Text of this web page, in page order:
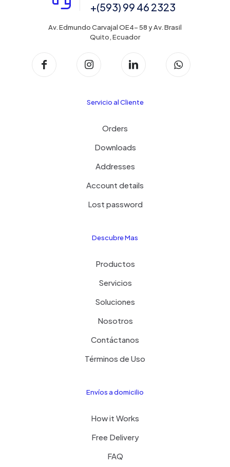
+(593) 99 46 2323
Av. Edmundo Carvajal OE4- 58 y Av. Brasil
Quito, Ecuador
Servicio al Cliente
Orders
Downloads
Addresses
Account details
Lost password
Descubre Mas
Productos
Servicios
Soluciones
Nosotros
Contáctanos
Términos de Uso
Envíos a domicilio
How it Works
Free Delivery
FAQ